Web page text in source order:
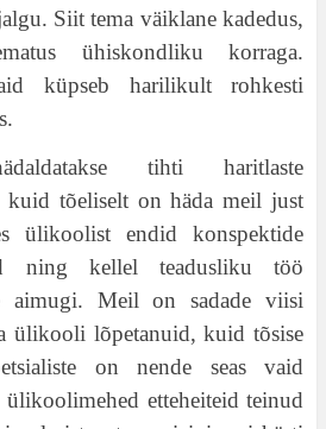
Siit tema väiklane kadedus,
ühiskondliku korraga.
küpseb harilikult rohkesti
tihti haritlaste
kuid tõeliselt on häda meil just
ülikoolist endid konspektide
ning kellel teadusliku töö
aimugi. Meil on sadade viisi
ülikooli lõpetanuid, kuid tõsise
on nende seas vaid
etteheiteid teinud